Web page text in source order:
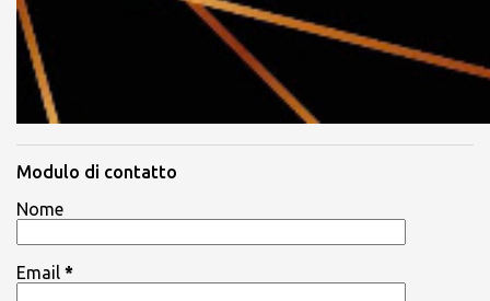
Modulo di contatto
Nome
Email *